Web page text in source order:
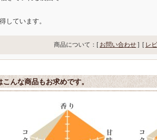
しています。
商品について：[ お問い合わせ ] [ レ
んな商品もお求めです。